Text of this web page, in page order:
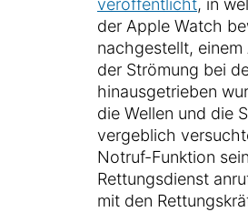
veröffentlicht, in
der Apple Watch
nachgestellt,
der Strömung bei
hinausgetrieben
die Wellen und die
vergeblich
Notruf-Funktion
Rettungsdienst
mit den